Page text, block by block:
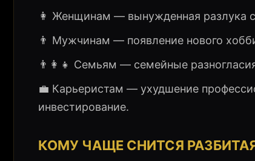
👩 Женщинам — вынужденная разлука
👨 Мужчинам — появление нового
👨‍👩‍👧 Семьям — семейные
💼 Карьеристам — ухудшение
инвестирование.
КОМУ ЧАЩЕ СНИТСЯ